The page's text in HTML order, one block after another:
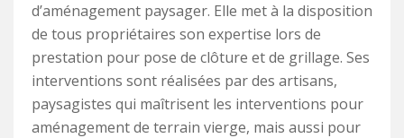
d’aménagement paysager. Elle met à la disposition
de tous propriétaires son expertise lors de
prestation pour pose de clôture et de grillage. Ses
interventions sont réalisées par des artisans,
paysagistes qui maîtrisent les interventions pour
aménagement de terrain vierge, mais aussi pour